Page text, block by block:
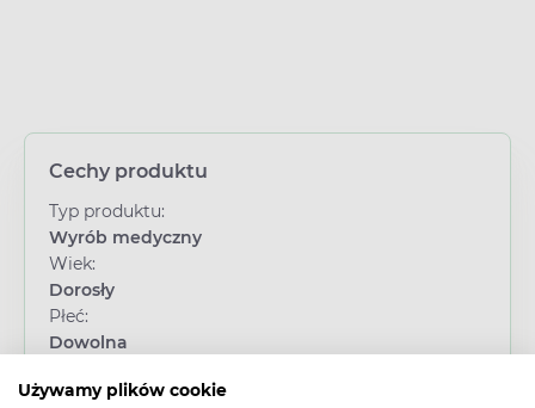
Używamy plików cookie
Cechy produktu
Typ produktu:
Wyrób medyczny
Wiek:
Dorosły
Płeć:
Dowolna
Gojące / Ochronne